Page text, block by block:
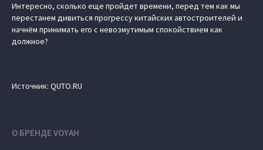
Интересно, сколько еще пройдет времени, перед тем как мы
перестанем дивиться прогрессу китайских автостроителей и
начнём принимать его с невозмутимым спокойствием как
должное?
Источник: QUTO.RU
О БРЕНДЕ VOYAH